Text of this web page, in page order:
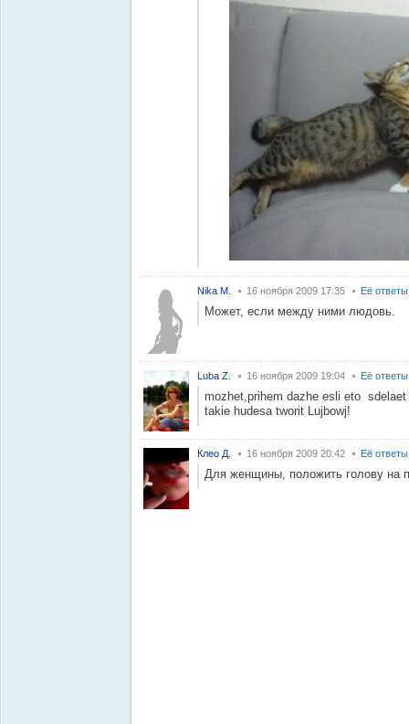
Nika M. 16 ноября 2009 17:35 Её ответы
Может, если между ними людовь.
Luba Z. 16 ноября 2009 19:04 Её ответы
mozhet,prihem dazhe esli eto
takie hudesa tworit Lujbowj!
Клео Д. 16 ноября 2009 20:42 Её ответы
Для женщины, положить голову на